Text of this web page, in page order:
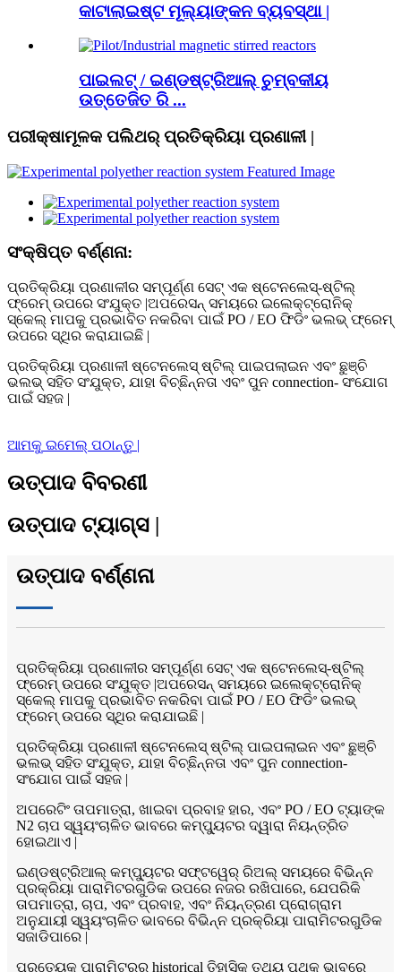
କାଟାଲାଇଷ୍ଟ ମୂଲ୍ୟାଙ୍କନ ବ୍ୟବସ୍ଥା |
ପାଇଲଟ୍ / ଇଣ୍ଡଷ୍ଟ୍ରିଆଲ୍ ଚୁମ୍ବକୀୟ
ଉତ୍ତେଜିତ ରି ...
ପରୀକ୍ଷାମୂଳକ ପଲିଥର୍ ପ୍ରତିକ୍ରିୟା ପ୍ରଣାଳୀ |
ସଂକ୍ଷିପ୍ତ ବର୍ଣ୍ଣନା:
ପ୍ରତିକ୍ରିୟା ପ୍ରଣାଳୀର ସମ୍ପୂର୍ଣ୍ଣ ସେଟ୍ ଏକ ଷ୍ଟେନଲେସ୍-ଷ୍ଟିଲ୍
ଫ୍ରେମ୍ ଉପରେ ସଂଯୁକ୍ତ |ଅପରେସନ୍ ସମୟରେ ଇଲେକ୍ଟ୍ରୋନିକ୍
ସ୍କେଲ୍ ମାପକୁ ପ୍ରଭାବିତ ନକରିବା ପାଇଁ PO / EO ଫିଡିଂ ଭଲଭ୍ ଫ୍ରେମ୍
ଉପରେ ସ୍ଥିର କରାଯାଇଛି |
ପ୍ରତିକ୍ରିୟା ପ୍ରଣାଳୀ ଷ୍ଟେନଲେସ୍ ଷ୍ଟିଲ୍ ପାଇପଲାଇନ ଏବଂ ଛୁଞ୍ଚି
ଭଲଭ୍ ସହିତ ସଂଯୁକ୍ତ, ଯାହା ବିଚ୍ଛିନ୍ନତା ଏବଂ ପୁନ connection- ସଂଯୋଗ
ପାଇଁ ସହଜ |
ଆମକୁ ଇମେଲ୍ ପଠାନ୍ତୁ |
ଉତ୍ପାଦ ବିବରଣୀ
ଉତ୍ପାଦ ଟ୍ୟାଗ୍ସ |
ଉତ୍ପାଦ ବର୍ଣ୍ଣନା
ପ୍ରତିକ୍ରିୟା ପ୍ରଣାଳୀର ସମ୍ପୂର୍ଣ୍ଣ ସେଟ୍ ଏକ ଷ୍ଟେନଲେସ୍-ଷ୍ଟିଲ୍
ଫ୍ରେମ୍ ଉପରେ ସଂଯୁକ୍ତ |ଅପରେସନ୍ ସମୟରେ ଇଲେକ୍ଟ୍ରୋନିକ୍
ସ୍କେଲ୍ ମାପକୁ ପ୍ରଭାବିତ ନକରିବା ପାଇଁ PO / EO ଫିଡିଂ ଭଲଭ୍
ଫ୍ରେମ୍ ଉପରେ ସ୍ଥିର କରାଯାଇଛି |
ପ୍ରତିକ୍ରିୟା ପ୍ରଣାଳୀ ଷ୍ଟେନଲେସ୍ ଷ୍ଟିଲ୍ ପାଇପଲାଇନ ଏବଂ ଛୁଞ୍ଚି
ଭଲଭ୍ ସହିତ ସଂଯୁକ୍ତ, ଯାହା ବିଚ୍ଛିନ୍ନତା ଏବଂ ପୁନ connection-
ସଂଯୋଗ ପାଇଁ ସହଜ |
ଅପରେଟିଂ ତାପମାତ୍ରା, ଖାଇବା ପ୍ରବାହ ହାର, ଏବଂ PO / EO ଟ୍ୟାଙ୍କ
N2 ଚାପ ସ୍ୱୟଂଚାଳିତ ଭାବରେ କମ୍ପ୍ୟୁଟର ଦ୍ୱାରା ନିୟନ୍ତ୍ରିତ
ହୋଇଥାଏ |
ଇଣ୍ଡଷ୍ଟ୍ରିଆଲ୍ କମ୍ପ୍ୟୁଟର ସଫ୍ଟୱେର୍ ରିଅଲ୍ ସମୟରେ ବିଭିନ୍ନ
ପ୍ରକ୍ରିୟା ପାରାମିଟରଗୁଡିକ ଉପରେ ନଜର ରଖିପାରେ, ଯେପରିକି
ତାପମାତ୍ରା, ଚାପ, ଏବଂ ପ୍ରବାହ, ଏବଂ ନିୟନ୍ତ୍ରଣ ପ୍ରୋଗ୍ରାମ
ଅନୁଯାୟୀ ସ୍ୱୟଂଚାଳିତ ଭାବରେ ବିଭିନ୍ନ ପ୍ରକ୍ରିୟା ପାରାମିଟରଗୁଡିକ
ସଜାଡିପାରେ |
ପ୍ରତ୍ୟେକ ପାରାମିଟରର historical ତିହାସିକ ତଥ୍ୟ ପୃଥକ ଭାବରେ